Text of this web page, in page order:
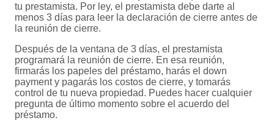
tu prestamista. Por ley, el prestamista debe darte al
menos 3 días para leer la declaración de cierre antes de
la reunión de cierre.
Después de la ventana de 3 días, el prestamista
programará la reunión de cierre. En esa reunión,
firmarás los papeles del préstamo, harás el down
payment y pagarás los costos de cierre, y tomarás
control de tu nueva propiedad. Puedes hacer cualquier
pregunta de último momento sobre el acuerdo del
préstamo.